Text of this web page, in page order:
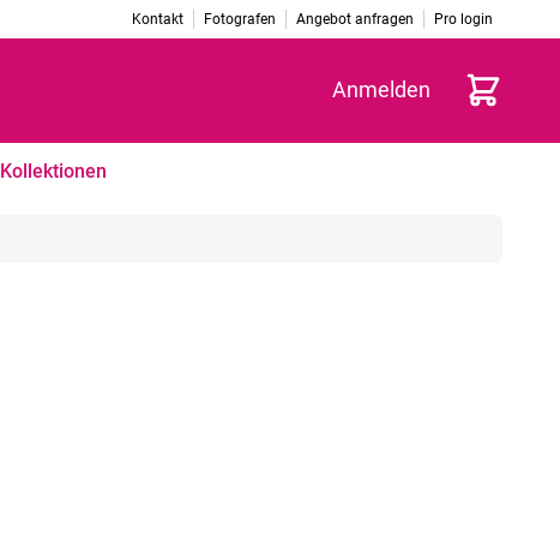
Kontakt Fotografen Angebot anfragen Pro login
Anmelden Warenkorb
Kollektionen